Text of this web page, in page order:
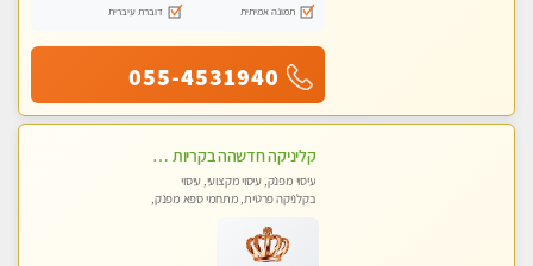
תמונה אמיתית
דוברת עיברית
055-4531940
קליניקה חדשהה בקריות מעסה איכותית מפנקת ומקצועית מאוד+נשים +זוגות
עיסוי מפנק, עיסוי מקצועי, עיסוי
בקלניקה פרטית, מתחמי ספא מפנק,
לנשים בלבד